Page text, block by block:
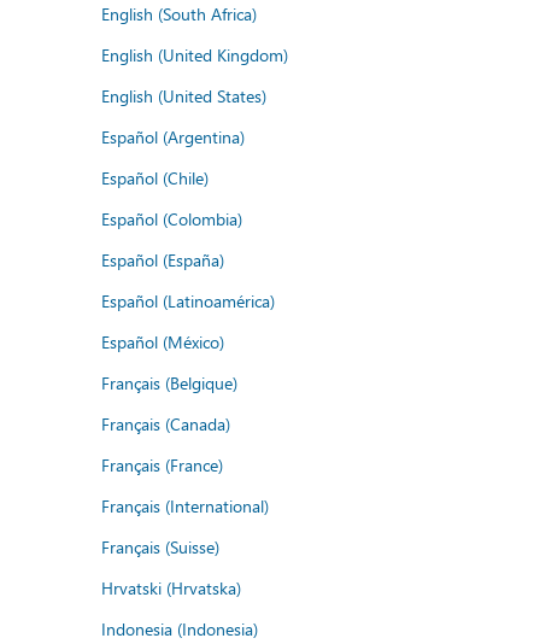
English (South Africa)
English (United Kingdom)
English (United States)
Español (Argentina)
Español (Chile)
Español (Colombia)
Español (España)
Español (Latinoamérica)
Español (México)
Français (Belgique)
Français (Canada)
Français (France)
Français (International)
Français (Suisse)
Hrvatski (Hrvatska)
Indonesia (Indonesia)